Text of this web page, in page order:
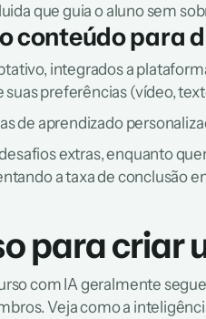
que guia o aluno sem
conteúdo para
integrados a
preferências (vídeo,
de aprendizado
extras, enquanto
a taxa de conclusão
para criar
com IA geralmente
Veja como a